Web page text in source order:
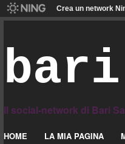
Crea un network
Il social-network di Bari
HOME LA MIA PAGINA